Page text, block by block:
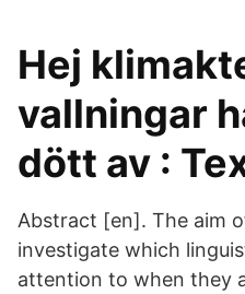
Hej
vallningar
dött av :
Abstract [en]. The aim
investigate which
attention to when they